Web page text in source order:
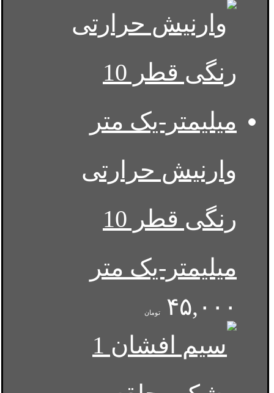
وارنیش حرارتی
رنگی قطر 10
میلیمتر-یک متر
۴۵,۰۰۰
تومان